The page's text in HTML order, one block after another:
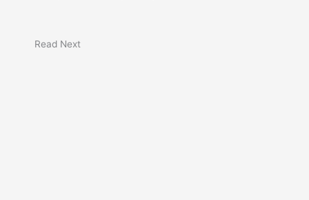
Read Next